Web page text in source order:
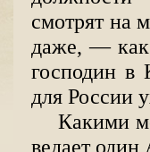
смотрят на
даже, — как
господин в
для России
Какими
ведает